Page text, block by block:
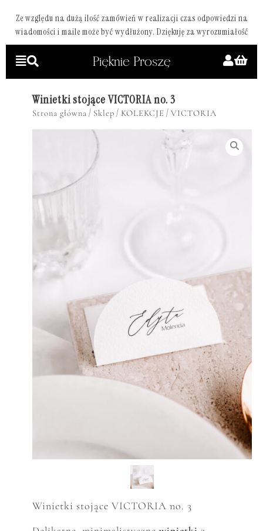
Ze względu na dużą ilość zamówień w realizacji czas odpowiedzi na
wiadomości i maile może być wydłużony. Dziękuję za wyrozumiałość
Winietki stojące VICTORIA no. 3
Strona główna / Sklep / KOLEKCJE / VICTORIA
Winietki stojące VICTORIA no. 3